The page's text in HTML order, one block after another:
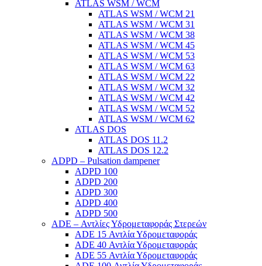
ATLAS WSM / WCM
ATLAS WSM / WCM 21
ATLAS WSM / WCM 31
ATLAS WSM / WCM 38
ATLAS WSM / WCM 45
ATLAS WSM / WCM 53
ATLAS WSM / WCM 63
ATLAS WSM / WCM 22
ATLAS WSM / WCM 32
ATLAS WSM / WCM 42
ATLAS WSM / WCM 52
ATLAS WSM / WCM 62
ATLAS DOS
ATLAS DOS 11.2
ATLAS DOS 12.2
ADPD – Pulsation dampener
ADPD 100
ADPD 200
ADPD 300
ADPD 400
ADPD 500
ADE – Αντλίες Υδρομεταφοράς Στερεών
ADE 15 Αντλία Υδρομεταφοράς
ADE 40 Αντλία Υδρομεταφοράς
ADE 55 Αντλία Υδρομεταφοράς